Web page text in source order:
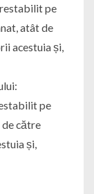
pe
atât de
acestuia și,
pe
către
și,